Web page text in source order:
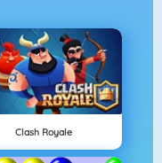
Clash Royale